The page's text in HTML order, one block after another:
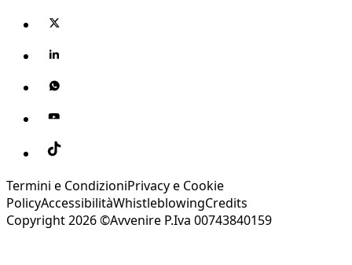
Termini e CondizioniPrivacy e Cookie
PolicyAccessibilitàWhistleblowingCredits
Copyright 2026 ©Avvenire P.Iva 00743840159